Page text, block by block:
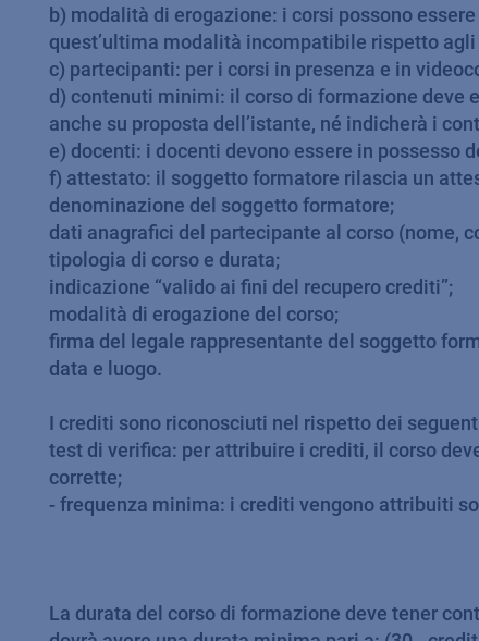
b) modalità di erogazione: i corsi possono
quest’ultima modalità incompatibile rispetto
c) partecipanti: per i corsi in presenza e in
d) contenuti minimi: il corso di formazione deve
anche su proposta dell’istante, né indicherà i
e) docenti: i docenti devono essere in possesso
f) attestato: il soggetto formatore rilascia un
denominazione del soggetto formatore;
dati anagrafici del partecipante al corso (nome,
tipologia di corso e durata;
indicazione “valido ai fini del recupero crediti”;
modalità di erogazione del corso;
firma del legale rappresentante del soggetto
data e luogo.
I crediti sono riconosciuti nel rispetto dei
test di verifica: per attribuire i crediti, il corso
corrette;
- frequenza minima: i crediti vengono attribuiti
La durata del corso di formazione deve tener